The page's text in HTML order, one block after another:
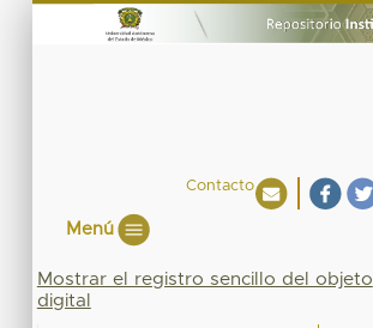
Contacto
Menú
Mostrar el registro sencillo del objeto
digital